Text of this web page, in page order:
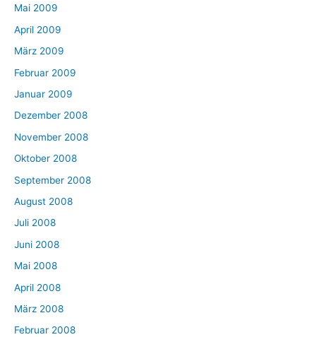
Mai 2009
April 2009
März 2009
Februar 2009
Januar 2009
Dezember 2008
November 2008
Oktober 2008
September 2008
August 2008
Juli 2008
Juni 2008
Mai 2008
April 2008
März 2008
Februar 2008